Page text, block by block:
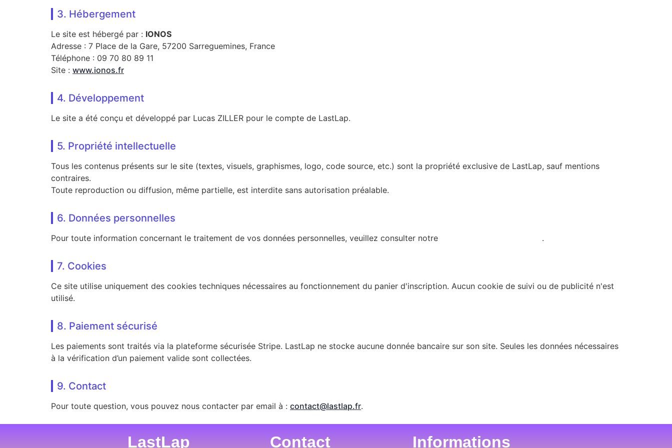
3. Hébergement
Le site est hébergé par : IONOS
Adresse : 7 Place de la Gare, 57200 Sarreguemines, France
Téléphone : 09 70 80 89 11
Site : www.ionos.fr
4. Développement
Le site a été conçu et développé par Lucas ZILLER pour le compte de LastLap.
5. Propriété intellectuelle
Tous les contenus présents sur le site (textes, visuels, graphismes, logo, code source, etc.) sont la propriété exclusive de LastLap, sauf mentions
contraires.
Toute reproduction ou diffusion, même partielle, est interdite sans autorisation préalable.
6. Données personnelles
Pour toute information concernant le traitement de vos données personnelles, veuillez consulter notre .
7. Cookies
Ce site utilise uniquement des cookies techniques nécessaires au fonctionnement du panier d'inscription. Aucun cookie de suivi ou de publicité n'est
utilisé.
8. Paiement sécurisé
Les paiements sont traités via la plateforme sécurisée Stripe. LastLap ne stocke aucune donnée bancaire sur son site. Seules les données nécessaires
à la vérification d’un paiement valide sont collectées.
9. Contact
Pour toute question, vous pouvez nous contacter par email à : contact@lastlap.fr.
LastLap Contact Informations